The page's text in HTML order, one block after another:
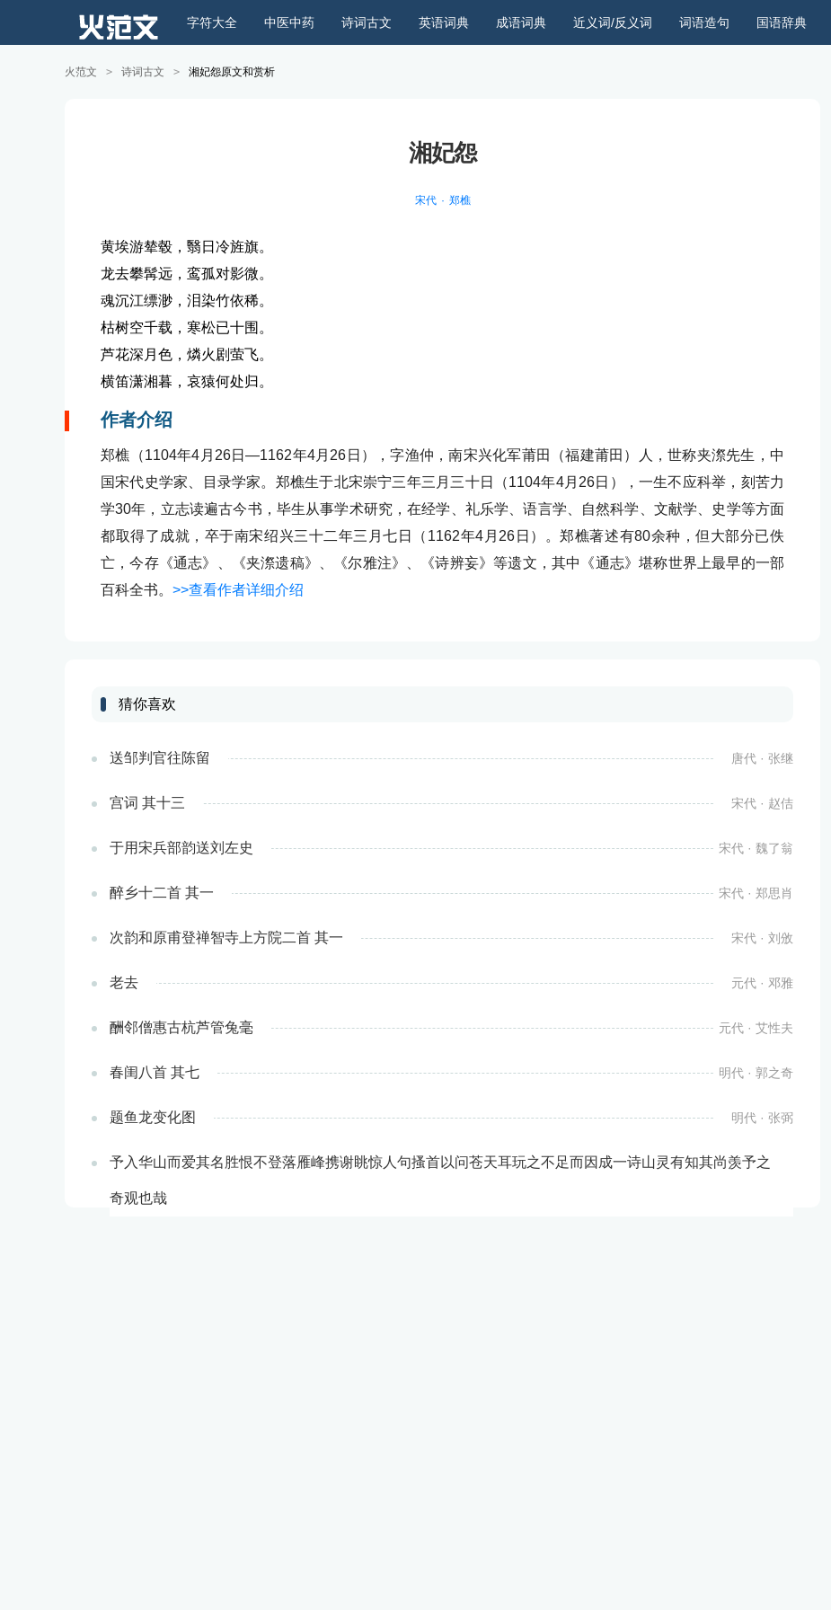
国语辞典
词语造句
近义词/反义词
成语词典
英语词典
诗词古文
中医中药
字符大全
火范文 > 诗词古文 > 湘妃怨原文和赏析
湘妃怨
宋代 郑樵
黄埃游辇毂，翳日冷旌旗。
龙去攀髯远，鸾孤对影微。
魂沉江缥渺，泪染竹依稀。
枯树空千载，寒松已十围。
芦花深月色，燐火剧萤飞。
横笛潇湘暮，哀猿何处归。
作者介绍
郑樵（1104年4月26日—1162年4月26日），字渔仲，南宋兴化军莆田（福建莆田）人，世称夹漈先生，中
国宋代史学家、目录学家。郑樵生于北宋崇宁三年三月三十日（1104年4月26日），一生不应科举，刻苦力
学30年，立志读遍古今书，毕生从事学术研究，在经学、礼乐学、语言学、自然科学、文献学、史学等方面
都取得了成就，卒于南宋绍兴三十二年三月七日（1162年4月26日）。郑樵著述有80余种，但大部分已佚
亡，今存《通志》、《夹漈遗稿》、《尔雅注》、《诗辨妄》等遗文，其中《通志》堪称世界上最早的一部
百科全书。 >>查看作者详细介绍
猜你喜欢
送邹判官往陈留 唐代 · 张继
宫词 其十三 宋代 · 赵佶
于用宋兵部韵送刘左史 宋代 · 魏了翁
醉乡十二首 其一 宋代 · 郑思肖
次韵和原甫登禅智寺上方院二首 其一 宋代 · 刘攽
老去 元代 · 邓雅
酬邻僧惠古杭芦管兔毫 元代 · 艾性夫
春闺八首 其七 明代 · 郭之奇
题鱼龙变化图 明代 · 张弼
予入华山而爱其名胜恨不登落雁峰携谢眺惊人句搔首以问苍天耳玩之不足而因成一诗山灵有知其尚羡予之
奇观也哉
明代 · 朱诚泳